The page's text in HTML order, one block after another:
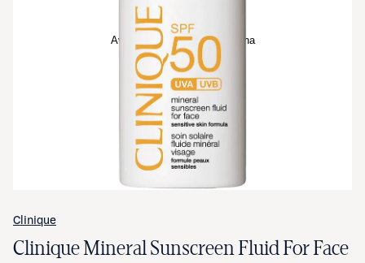
Avaa tuotekuva suurennettuna
Clinique
Clinique Mineral Sunscreen Fluid For Face